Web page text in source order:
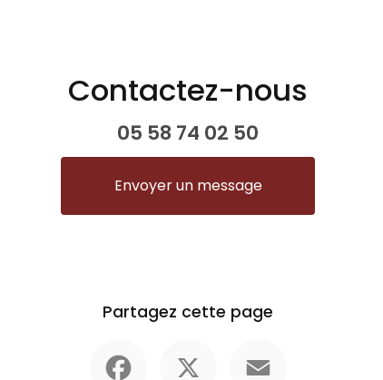
Contactez-nous
05 58 74 02 50
Envoyer un message
Partagez cette page